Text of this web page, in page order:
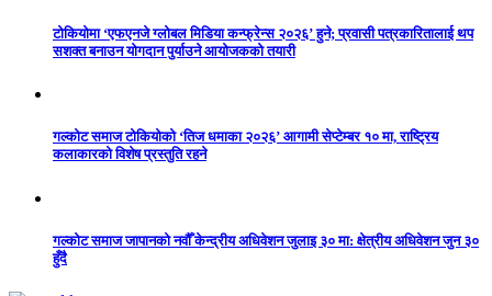
टोकियोमा ‘एफएनजे ग्लोबल मिडिया कन्फ्रेन्स २०२६’ हुने; प्रवासी पत्रकारितालाई थप
सशक्त बनाउन योगदान पुर्याउने आयोजकको तयारी
गल्कोट समाज टोकियोको ‘तिज धमाका २०२६’ आगामी सेप्टेम्बर १० मा, राष्ट्रिय
कलाकारको विशेष प्रस्तुति रहने
गल्कोट समाज जापानको नवौँ केन्द्रीय अधिवेशन जुलाइ ३० मा: क्षेत्रीय अधिवेशन जुन ३०
हुँदै